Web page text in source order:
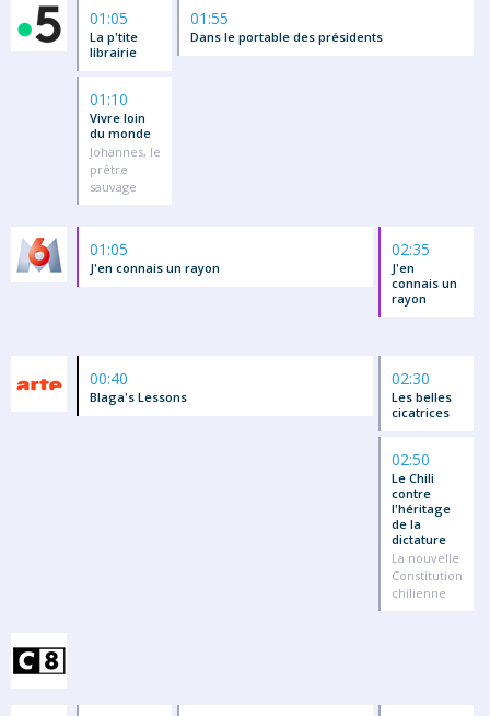
01:05
La p'tite
librairie
01:10
Vivre loin
du monde
Johannes, le
prêtre
sauvage
01:55
Dans le portable des présidents
01:05
J'en connais un rayon
02:35
J'en
connais un
rayon
00:40
Blaga's Lessons
02:30
Les belles
cicatrices
02:50
Le Chili
contre
l'héritage
de la
dictature
La nouvelle
Constitution
chilienne